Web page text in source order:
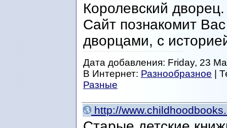
Королевский
Сайт познакомит
дворцами, с
Дата добавления: Friday, 23
В Интернет: Разнообразное |
Разные
http://